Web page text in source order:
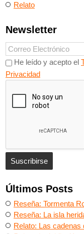
Relato
Newsletter
He leído y acepto el
Privacidad
Últimos Posts
Reseña: Tormenta
Reseña: La isla
Relato: Las cadenas